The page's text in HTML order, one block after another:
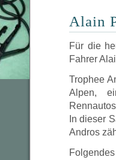
Alain
Für die
Fahrer
Trophee
Alpen,
In dieser
Andros